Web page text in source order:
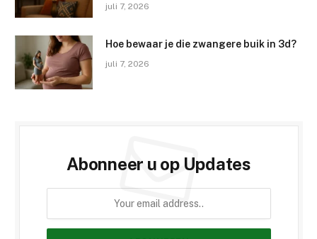
juli 7, 2026
Hoe bewaar je die zwangere buik in 3d?
juli 7, 2026
Abonneer u op Updates